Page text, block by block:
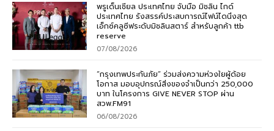
พรูเด็นเชียล ประเทศไทย จับมือ มิชลิน ไกด์
ประเทศไทย รังสรรค์ประสบการณ์ไฟน์ไดนิ่งสุด
เอ็กซ์คลูซีฟระดับมิชลินสตาร์ สำหรับลูกค้า ttb
reserve
07/08/2026
“กรุงเทพประกันภัย” ร่วมส่งความห่วงใยผู้ด้อย
โอกาส มอบอุปกรณ์สิ่งของจำเป็นกว่า 250,000
บาท ในโครงการ GIVE NEVER STOP ผ่าน
สวพ.FM91
06/08/2026